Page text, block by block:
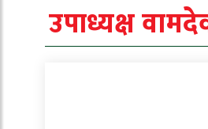
उपाध्यक्ष